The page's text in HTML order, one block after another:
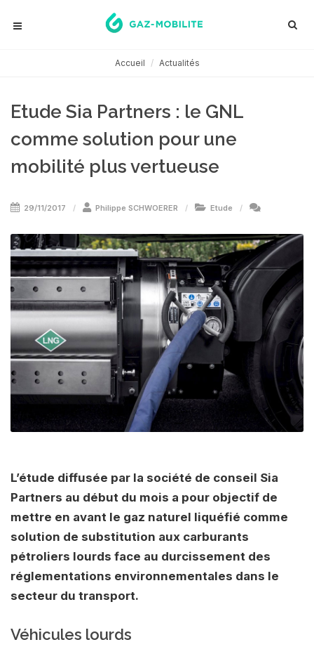
Accueil Actualités
Etude Sia Partners : le GNL
comme solution pour une
mobilité plus vertueuse
29/11/2017 Philippe SCHWOERER Etude
L’étude diffusée par la société de conseil Sia
Partners au début du mois a pour objectif de
mettre en avant le gaz naturel liquéfié comme
solution de substitution aux carburants
pétroliers lourds face au durcissement des
réglementations environnementales dans le
secteur du transport.
Véhicules lourds